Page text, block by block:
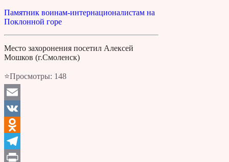
Памятник воинам-интернационалистам на
Поклонной горе
Место захоронения посетил Алексей
Мошков (г.Смоленск)
⭐Просмотры: 148
Email
VK
Odnoklassniki
Telegram